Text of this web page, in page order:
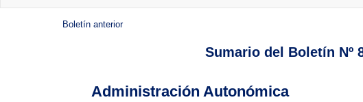
Boletín anterior
Sumario del Boletín Nº
Administración Autonómica